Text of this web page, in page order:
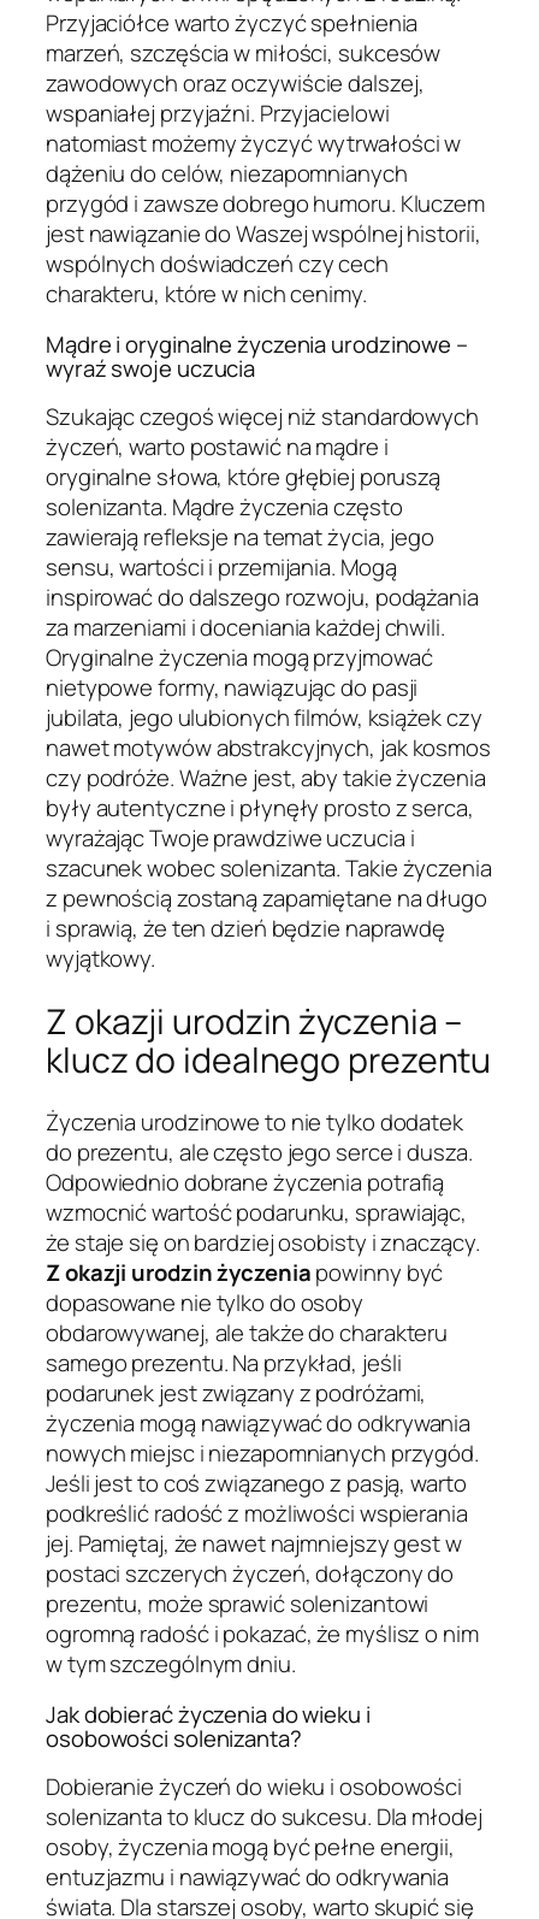
Przyjaciółce warto życzyć spełnienia
marzeń, szczęścia w miłości, sukcesów
zawodowych oraz oczywiście dalszej,
wspaniałej przyjaźni. Przyjacielowi
natomiast możemy życzyć wytrwałości w
dążeniu do celów, niezapomnianych
przygód i zawsze dobrego humoru. Kluczem
jest nawiązanie do Waszej wspólnej historii,
wspólnych doświadczeń czy cech
charakteru, które w nich cenimy.
Mądre i oryginalne życzenia urodzinowe –
wyraź swoje uczucia
Szukając czegoś więcej niż standardowych
życzeń, warto postawić na mądre i
oryginalne słowa, które głębiej poruszą
solenizanta. Mądre życzenia często
zawierają refleksje na temat życia, jego
sensu, wartości i przemijania. Mogą
inspirować do dalszego rozwoju, podążania
za marzeniami i doceniania każdej chwili.
Oryginalne życzenia mogą przyjmować
nietypowe formy, nawiązując do pasji
jubilata, jego ulubionych filmów, książek czy
nawet motywów abstrakcyjnych, jak kosmos
czy podróże. Ważne jest, aby takie życzenia
były autentyczne i płynęły prosto z serca,
wyrażając Twoje prawdziwe uczucia i
szacunek wobec solenizanta. Takie życzenia
z pewnością zostaną zapamiętane na długo
i sprawią, że ten dzień będzie naprawdę
wyjątkowy.
Z okazji urodzin życzenia –
klucz do idealnego prezentu
Życzenia urodzinowe to nie tylko dodatek
do prezentu, ale często jego serce i dusza.
Odpowiednio dobrane życzenia potrafią
wzmocnić wartość podarunku, sprawiając,
że staje się on bardziej osobisty i znaczący.
Z okazji urodzin życzeniapowinny być
dopasowane nie tylko do osoby
obdarowywanej, ale także do charakteru
samego prezentu. Na przykład, jeśli
podarunek jest związany z podróżami,
życzenia mogą nawiązywać do odkrywania
nowych miejsc i niezapomnianych przygód.
Jeśli jest to coś związanego z pasją, warto
podkreślić radość z możliwości wspierania
jej. Pamiętaj, że nawet najmniejszy gest w
postaci szczerych życzeń, dołączony do
prezentu, może sprawić solenizantowi
ogromną radość i pokazać, że myślisz o nim
w tym szczególnym dniu.
Jak dobierać życzenia do wieku i
osobowości solenizanta?
Dobieranie życzeń do wieku i osobowości
solenizanta to klucz do sukcesu. Dla młodej
osoby, życzenia mogą być pełne energii,
entuzjazmu i nawiązywać do odkrywania
świata. Dla starszej osoby, warto skupić się